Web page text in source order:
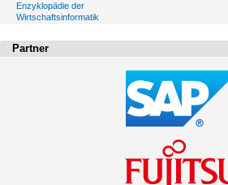
Enzyklopädie der
Wirtschaftsinformatik
Partner